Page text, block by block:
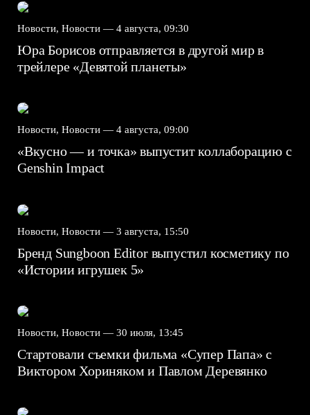
Новости, Новости — 4 августа, 09:30
Юра Борисов отправляется в другой мир в
трейлере «Девятой планеты»
Новости, Новости — 4 августа, 09:00
«Вкусно — и точка» выпустит коллаборацию с
Genshin Impact⁠⁠
Новости, Новости — 3 августа, 15:50
Бренд Sungboon Editor выпустил косметику по
«Истории игрушек 5»
Новости, Новости — 30 июля, 13:45
Стартовали съемки фильма «Супер Папа» с
Виктором Хориняком и Павлом Деревянко